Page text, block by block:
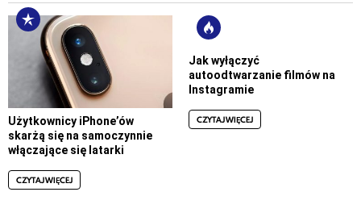
Użytkownicy iPhone’ów
skarżą się na samoczynnie
włączające się latarki
CZYTAJ WIĘCEJ
Jak wyłączyć
autoodtwarzanie filmów na
Instagramie
CZYTAJ WIĘCEJ